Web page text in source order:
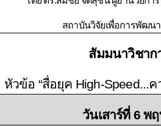
สถาบันวิจัยเพื่อการพัฒนา
สัมมนาวิชาก
หัวข้อ “สื่อยุค High-Speed...
วันเสาร์ที่ 6 พฤษภา